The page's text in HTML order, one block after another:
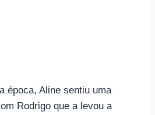
época, Aline sentiu uma
Rodrigo que a levou a